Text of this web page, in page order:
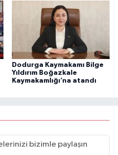
Dodurga Kaymakamı Bilge
Yıldırım Boğazkale
Kaymakamlığı’na atandı